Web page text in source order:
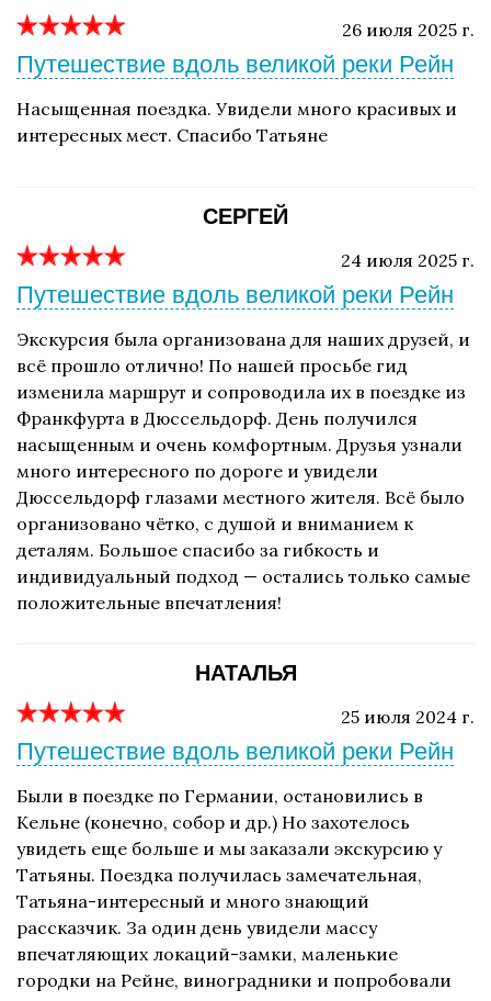
26 июля 2025 г.
Путешествие вдоль великой реки Рейн
Насыщенная поездка. Увидели много красивых и
интересных мест. Спасибо Татьяне
СЕРГЕЙ
24 июля 2025 г.
Путешествие вдоль великой реки Рейн
Экскурсия была организована для наших друзей, и
всё прошло отлично! По нашей просьбе гид
изменила маршрут и сопроводила их в поездке из
Франкфурта в Дюссельдорф. День получился
насыщенным и очень комфортным. Друзья узнали
много интересного по дороге и увидели
Дюссельдорф глазами местного жителя. Всё было
организовано чётко, с душой и вниманием к
деталям. Большое спасибо за гибкость и
индивидуальный подход — остались только самые
положительные впечатления!
НАТАЛЬЯ
25 июля 2024 г.
Путешествие вдоль великой реки Рейн
Были в поездке по Германии, остановились в
Кельне (конечно, собор и др.) Но захотелось
увидеть еще больше и мы заказали экскурсию у
Татьяны. Поездка получилась замечательная,
Татьяна-интересный и много знающий
рассказчик. За один день увидели массу
впечатляющих локаций-замки, маленькие
городки на Рейне, виноградники и попробовали